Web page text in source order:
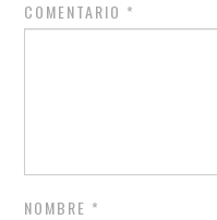
COMENTARIO *
NOMBRE *